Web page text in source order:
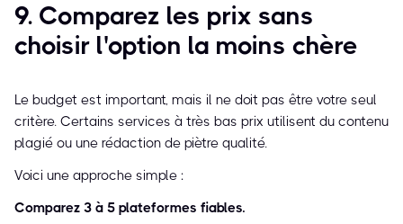
9. Comparez les prix sans
choisir l'option la moins chère
Le budget est important, mais il ne doit pas être votre seul
critère. Certains services à très bas prix utilisent du contenu
plagié ou une rédaction de piètre qualité.
Voici une approche simple :
Comparez 3 à 5 plateformes fiables.